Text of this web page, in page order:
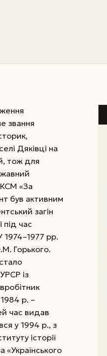
звання
Дяківці на
тож для
«За
був активним
загін
під час
1974–1977 pp.
Горького.
із
р. –
час видав
у 1994 p., з
історії
«Українського